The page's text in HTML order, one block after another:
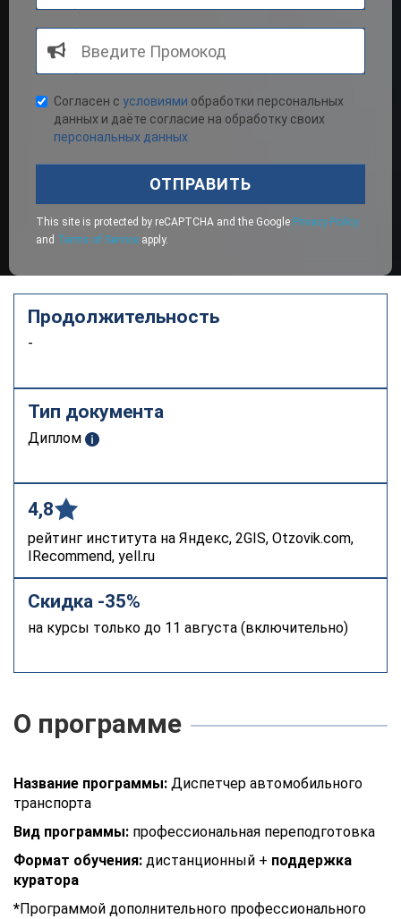
Согласен с условиями обработки персональных
данных и даёте согласие на обработку своих
персональных данных
ОТПРАВИТЬ
This site is protected by reCAPTCHA and the Google Privacy Policy
and Terms of Service apply.
Продолжительность
-
Тип документа
Диплом
4,8
рейтинг института на Яндекс, 2GIS, Otzovik.com,
IRecommend, yell.ru
Скидка -35%
на курсы только до 11 августа (включительно)
О программе
Название программы: Диспетчер автомобильного
транспорта
Вид программы: профессиональная переподготовка
Формат обучения: дистанционный + поддержка
куратора
*Программой дополнительного профессионального